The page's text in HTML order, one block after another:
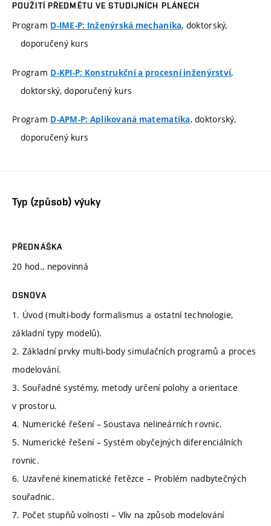
POUŽITÍ PŘEDMĚTU VE STUDIJNÍCH PLÁNECH
Program D-IME-P: Inženýrská mechanika, doktorský,
doporučený kurs
Program D-KPI-P: Konstrukční a procesní inženýrství,
doktorský, doporučený kurs
Program D-APM-P: Aplikovaná matematika, doktorský,
doporučený kurs
Typ (způsob) výuky
PŘEDNÁŠKA
20 hod., nepovinná
OSNOVA
1. Úvod (multi-body formalismus a ostatní technologie,
základní typy modelů).
2. Základní prvky multi-body simulačních programů a proces
modelování.
3. Souřadné systémy, metody určení polohy a orientace
v prostoru.
4. Numerické řešení – Soustava nelineárních rovnic.
5. Numerické řešení – Systém obyčejných diferenciálních
rovnic.
6. Uzavřené kinematické řetězce – Problém nadbytečných
souřadnic.
7. Počet stupňů volnosti – Vliv na způsob modelování